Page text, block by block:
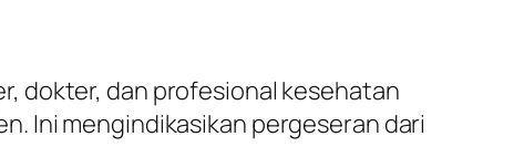
dokter, dan profesional kesehatan
Ini mengindikasikan pergeseran dari